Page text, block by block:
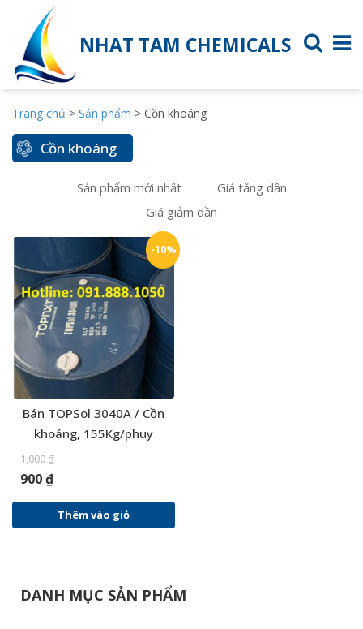
NHAT TAM CHEMICALS
Trang chủ > Sản phẩm > Cồn khoáng
Cồn khoáng
Sản phẩm mới nhất
Giá tăng dần
Giá giảm dần
-10%
Bán TOPSol 3040A / Cồn
khoáng, 155Kg/phuy
1,000₫
900₫
Thêm vào giỏ
DANH MỤC SẢN PHẨM